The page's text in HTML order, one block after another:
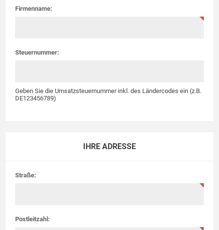
Firmenname:
Steuernummer:
Geben Sie die Umsatzsteuernummer inkl. des Ländercodes ein (z.B.
DE123456789)
IHRE ADRESSE
Straße:
Postleitzahl: